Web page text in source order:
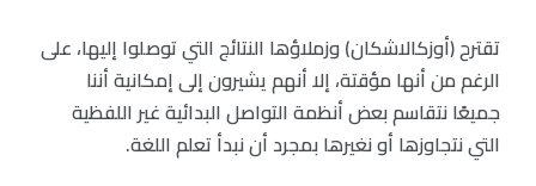
تقترح (أوزكالاشكان) وزملاؤها النتائج التي توصلوا إليها، على
الرغم من أنها مؤقتة، إلا أنهم يشيرون إلى إمكانية أننا
جميعًا نتقاسم بعض أنظمة التواصل البدائية غير اللفظية
التي نتجاوزها أو نغيرها بمجرد أن نبدأ تعلم اللغة.